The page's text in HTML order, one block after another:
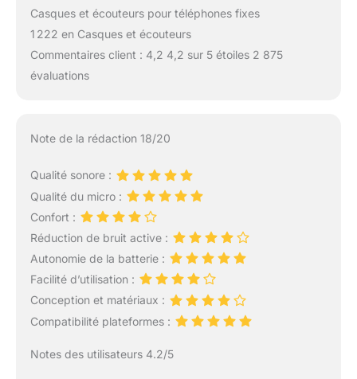
Casques et écouteurs pour téléphones fixes
1 222 en Casques et écouteurs
Commentaires client : 4,2 4,2 sur 5 étoiles 2 875
évaluations
Note de la rédaction 18/20
Qualité sonore :
Qualité du micro :
Confort :
Réduction de bruit active :
Autonomie de la batterie :
Facilité d’utilisation :
Conception et matériaux :
Compatibilité plateformes :
Notes des utilisateurs 4.2/5